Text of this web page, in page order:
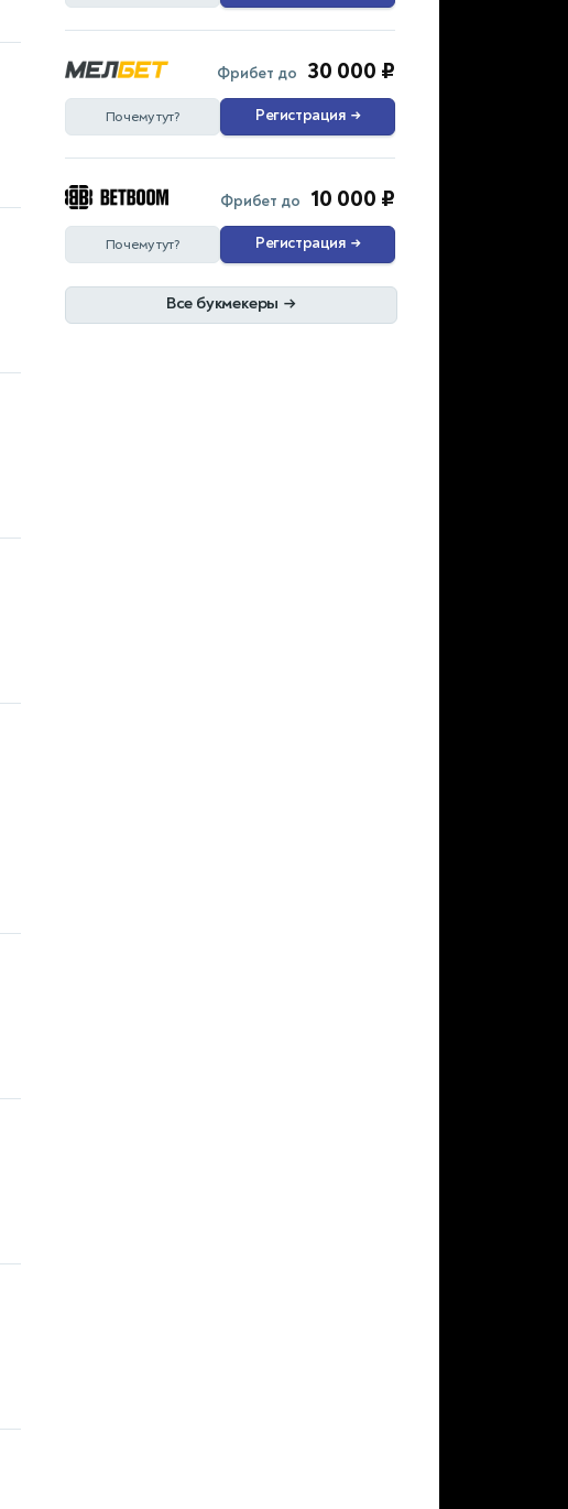
Фрибет до 30 000 ₽
Почему тут? Регистрация →
Фрибет до 10 000 ₽
Почему тут? Регистрация →
Все букмекеры →